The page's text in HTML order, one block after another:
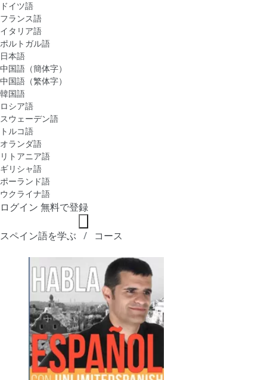
ドイツ語
フランス語
イタリア語
ポルトガル語
日本語
中国語（簡体字）
中国語（繁体字）
韓国語
ロシア語
スウェーデン語
トルコ語
オランダ語
リトアニア語
ギリシャ語
ポーランド語
ウクライナ語
ログイン 無料で登録
スペイン語を学ぶ コース